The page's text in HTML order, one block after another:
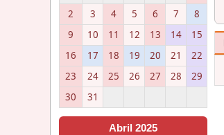
2
3 4 5 6 7
8
9
10 11 12 13 14
15
16
17 18 19 20 21
22
23
24 25 26 27 28
29
30
31
Abril 2025